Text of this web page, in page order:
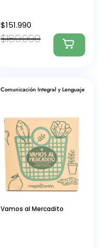
$189.990
$151.990
Comunicación Integral y Lenguaje
Vamos al Mercadito